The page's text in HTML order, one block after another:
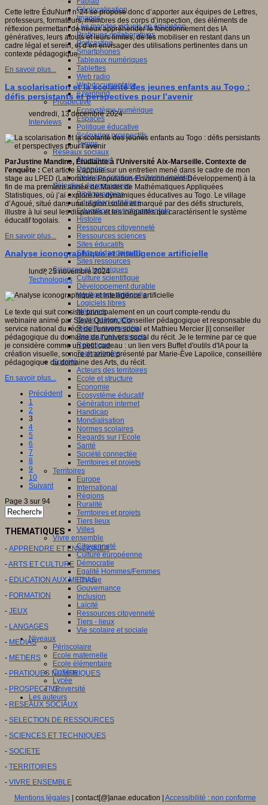
Géolocalisation
Images
Les mondes virtuels en éducation
Pratiques collaboratives
Podcasting
Smartphones
Tableaux numériques
Tablettes
Web radio
Webdocumentaire
eTwinning
Prospective
Ecosystème numérique
Espaces
Politique éducative
Scénarios prospectifs
Temps
Réseaux sociaux
Algorithme
Données
Réseaux sociaux et champ scolaire
Sélection de ressources
Bibliographies
Education artistique
Education environnementale
Histoire
Ressources citoyenneté
Ressources sciences
Sites éducatifs
Sites pédagogiques
Sites ressources
Sciences et techniques
Culture scientifique
Développement durable
Intelligence artificielle
Logiciels libres
Métavers
Outils et logiciels
Réalité augmentée
Ressources sciences
Robotique
Technologies
Société
Acteurs des territoires
Ecole et structure
Economie
Ecosystème éducatif
Génération internet
Handicap
Mondialisation
Normes scolaires
Regards sur l’Ecole
Santé
Société connectée
Territoires et projets
Territoires
Europe
International
Régions
Ruralité
Territoires et projets
Tiers lieux
Villes
Vivre ensemble
Citoyenneté
Culture européenne
Démocratie
Egalité Hommes/Femmes
Ethique
Gouvernance
Inclusion
Laïcité
Ressources citoyenneté
Tiers - lieux
Vie scolaire et sociale
Niveaux
Périscolaire
Ecole maternelle
Ecole élémentaire
Collège
Lycée
Université
Les auteurs
Cette lettre ÉduNum n°24 se propose donc d’apporter aux équipes de Lettres,
professeurs, formateurs, membres des corps d’inspection, des éléments de
réflexion permettant de mieux appréhender le fonctionnement des IA
génératives, leurs atouts et leurs limites, de les mobiliser en restant dans un
cadre légal et serein, et d’en envisager des utilisations pertinentes dans un
contexte pédagogique.
En savoir plus...
La scolarisation et la scolarité des jeunes enfants au Togo :
défis persistants et perspectives pour l’avenir
vendredi, 13 décembre 2024
Interviews
ParJustine Mandine, Étudiante à l'Université Aix-Marseille. Contexte de
l’enquête : Cet article s’appuie sur un entretien mené dans le cadre de mon
stage au LPED (Laboratoire Population-Environnement-Développement) à la
fin de ma première année de Master de Mathématiques Appliquées
Statistiques, où j’ai exploré les dynamiques éducatives au Togo. Le village
d’Agoué, situé dans une région isolée et marqué par des défis structurels,
illustre à lui seul les disparités et les inégalités qui caractérisent le système
éducatif togolais.
En savoir plus...
Analyse iconographique et intelligence artificielle
lundi, 25 novembre 2024
Technologies
Le texte qui suit consiste principalement en un court compte-rendu du
webinaire animé par Steve Quirion, Conseiller pédagogique et responsable du
service national du récit de l'univers social et Mathieu Mercier [i] conseiller
pédagogique du domaine de l'univers social du récit. Je le termine par ce que
je considère comme un petit cadeau : un lien vers Buffet d'outils d'IA pour la
création visuelle, sonore et animé présenté par Marie-Ève Lapolice, conseillère
pédagogique du domaine des Arts, du récit.
En savoir plus...
Précédent
1
2
3
4
5
6
7
8
9
10
Suivant
Page 3 sur 94
THEMATIQUES
- APPRENDRE ET ENSEIGNER
-ARTS ET CULTURE
- EDUCATION AUX MEDIAS
- FORMATION
- JEUX
- LANGAGES
- MEDIAS
- METIERS
- PRATIQUES NUMERIQUES
- PROSPECTIVE
- RESEAUX SOCIAUX
- SELECTION DE RESSOURCES
- SCIENCES ET TECHNIQUES
- SOCIETE
- TERRITOIRES
- VIVRE ENSEMBLE
Mentions légales| contact[@]anae.education | Accessibilité : non conforme